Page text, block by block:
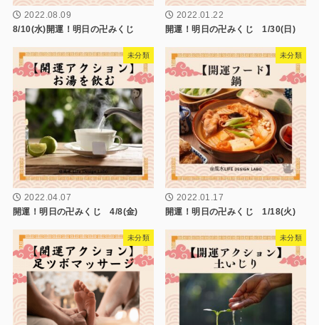
2022.08.09
8/10(水)開運！明日の卍みくじ
2022.01.22
開運！明日の卍みくじ 1/30(日)
未分類
2022.04.07
開運！明日の卍みくじ 4/8(金)
未分類
2022.01.17
開運！明日の卍みくじ 1/18(火)
未分類 未分類